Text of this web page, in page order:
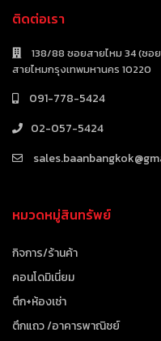
ติดต่อเรา
138/88 ซอยสายไหม 34 (ซอ
สายไหมกรุงเทพมหานคร 10220
091-778-5424
02-057-5424
หมวดหมู่สินทรัพย์
กิจการ/ร้านค้า
คอนโดมิเนี่ยม
ตึก+ห้องเช่า
ตึกแถว /อาคารพาณิชย์